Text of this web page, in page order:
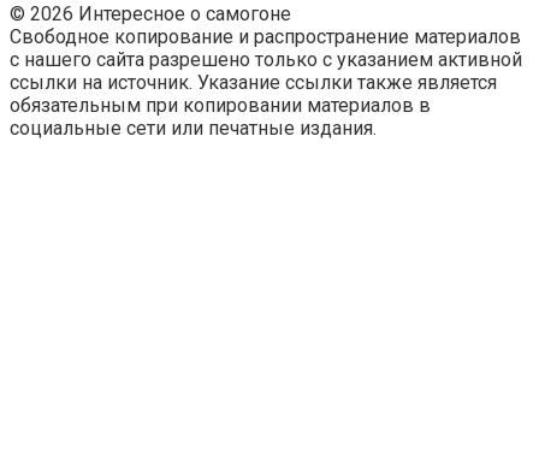
© 2026 Интересное о самогоне
Свободное копирование и распространение материалов
с нашего сайта разрешено только с указанием активной
ссылки на источник. Указание ссылки также является
обязательным при копировании материалов в
социальные сети или печатные издания.